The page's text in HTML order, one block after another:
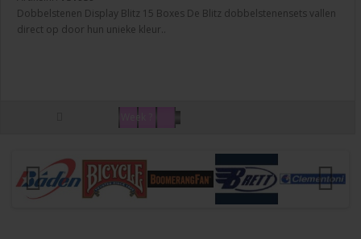
Dobbelstenen Display Blitz 15 Boxes De Blitz dobbelstenensets vallen
direct op door hun unieke kleur..
Week ?